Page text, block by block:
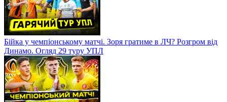
Бійка у чемпіонському матчі. Зоря гратиме в ЛЧ? Розгром від
Динамо. Огляд 29 туру УПЛ